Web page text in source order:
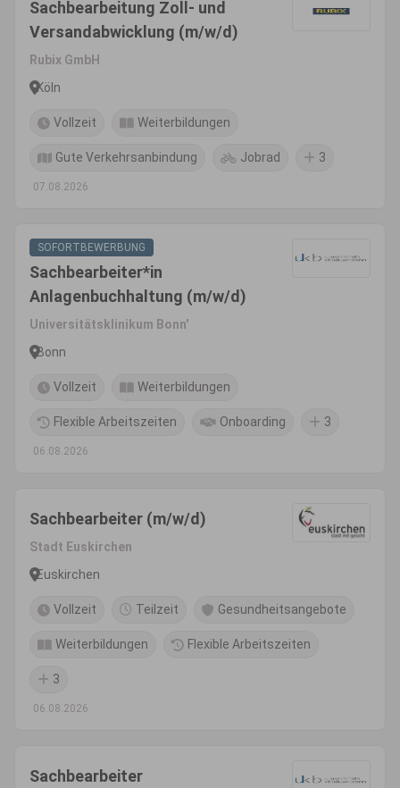
Sachbearbeitung Zoll- und
Versandabwicklung (m/w/d)
Rubix GmbH
Köln
Vollzeit Weiterbildungen
Gute Verkehrsanbindung Jobrad 3
07.08.2026
SOFORTBEWERBUNG
Sachbearbeiter*in
Anlagenbuchhaltung (m/w/d)
Universitätsklinikum Bonn'
Bonn
Vollzeit Weiterbildungen
Flexible Arbeitszeiten Onboarding 3
06.08.2026
Sachbearbeiter (m/w/d)
Stadt Euskirchen
Euskirchen
Vollzeit Teilzeit Gesundheitsangebote
Weiterbildungen Flexible Arbeitszeiten
3
06.08.2026
Sachbearbeiter